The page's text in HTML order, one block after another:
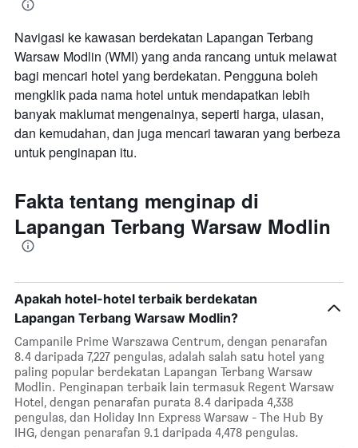
Navigasi ke kawasan berdekatan Lapangan Terbang
Warsaw Modlin (WMI) yang anda rancang untuk melawat
bagi mencari hotel yang berdekatan. Pengguna boleh
mengklik pada nama hotel untuk mendapatkan lebih
banyak maklumat mengenainya, seperti harga, ulasan,
dan kemudahan, dan juga mencari tawaran yang berbeza
untuk penginapan itu.
Fakta tentang menginap di
Lapangan Terbang Warsaw Modlin
Apakah hotel-hotel terbaik berdekatan
Lapangan Terbang Warsaw Modlin?
Campanile Prime Warszawa Centrum, dengan penarafan
8.4 daripada 7,227 pengulas, adalah salah satu hotel yang
paling popular berdekatan Lapangan Terbang Warsaw
Modlin. Penginapan terbaik lain termasuk Regent Warsaw
Hotel, dengan penarafan purata 8.4 daripada 4,338
pengulas, dan Holiday Inn Express Warsaw - The Hub By
IHG, dengan penarafan 9.1 daripada 4,478 pengulas.